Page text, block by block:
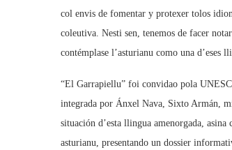
col envis de fomentar y protexer tolos
coleutiva. Nesti sen, tenemos de facer
contémplase l’asturianu como una d’eses
“El Garrapiellu” foi convidao pola
integrada por Ánxel Nava, Sixto Armán,
situación d’esta llingua amenorgada,
asturianu, presentando un dossier